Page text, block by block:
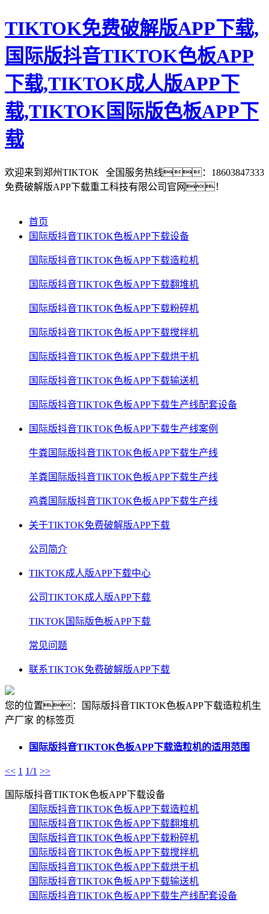
TIKTOK免费破解版APP下载,
国际版抖音TIKTOK色板APP
下载,TIKTOK成人版APP下
载,TIKTOK国际版色板APP下
载
全国服务热线：18603847333
欢迎来到郑州TIKTOK
免费破解版APP下载重工科技有限公司官网！
首页
国际版抖音TIKTOK色板APP下载设备
国际版抖音TIKTOK色板APP下载造粒机
国际版抖音TIKTOK色板APP下载翻堆机
国际版抖音TIKTOK色板APP下载粉碎机
国际版抖音TIKTOK色板APP下载搅拌机
国际版抖音TIKTOK色板APP下载烘干机
国际版抖音TIKTOK色板APP下载输送机
国际版抖音TIKTOK色板APP下载生产线配套设备
国际版抖音TIKTOK色板APP下载生产线案例
牛粪国际版抖音TIKTOK色板APP下载生产线
羊粪国际版抖音TIKTOK色板APP下载生产线
鸡粪国际版抖音TIKTOK色板APP下载生产线
关于TIKTOK免费破解版APP下载
公司简介
TIKTOK成人版APP下载中心
公司TIKTOK成人版APP下载
TIKTOK国际版色板APP下载
常见问题
联系TIKTOK免费破解版APP下载
您的位置：国际版抖音TIKTOK色板APP下载造粒机生
产厂家 的标签页
国际版抖音TIKTOK色板APP下载造粒机的适用范围
<< 1 1/1 >>
国际版抖音TIKTOK色板APP下载设备
国际版抖音TIKTOK色板APP下载造粒机
国际版抖音TIKTOK色板APP下载翻堆机
国际版抖音TIKTOK色板APP下载粉碎机
国际版抖音TIKTOK色板APP下载搅拌机
国际版抖音TIKTOK色板APP下载烘干机
国际版抖音TIKTOK色板APP下载输送机
国际版抖音TIKTOK色板APP下载生产线配套设备